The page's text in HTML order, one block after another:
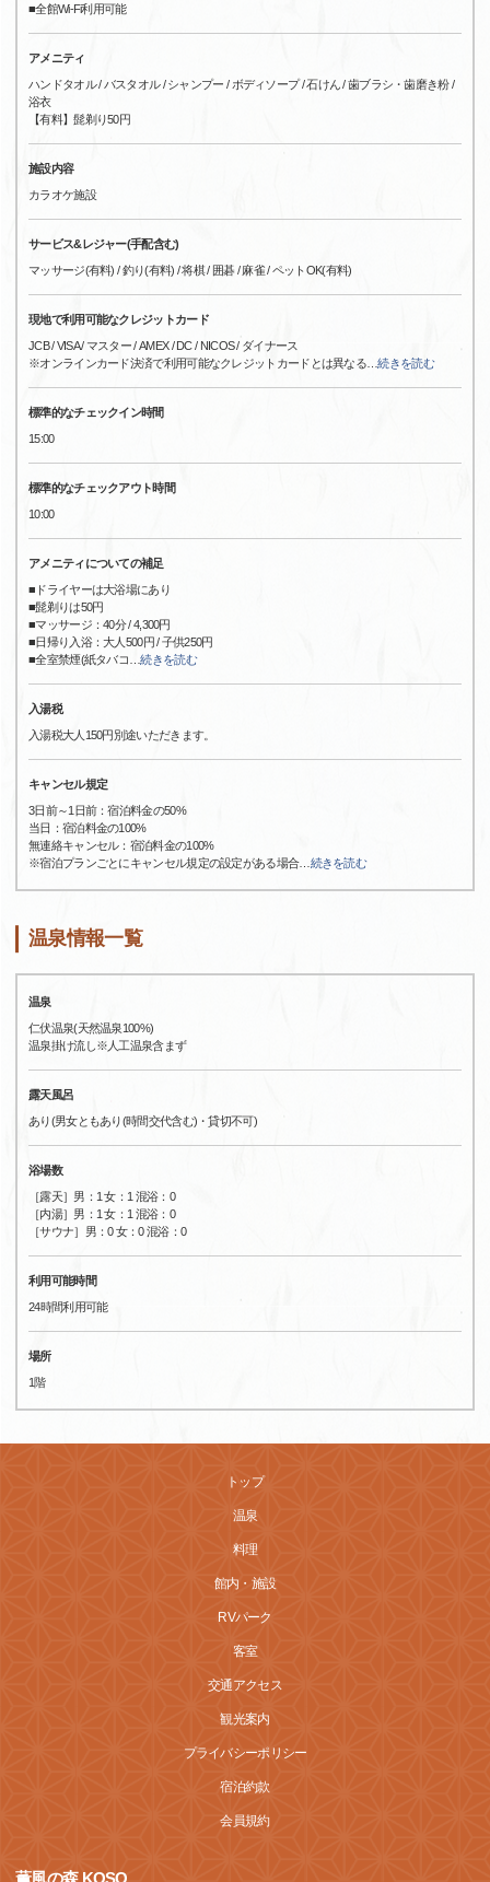
■全館Wi-Fi利用可能
アメニティ
ハンドタオル / バスタオル / シャンプー / ボディソープ / 石けん / 歯ブラシ・歯磨き粉 /
浴衣
【有料】髭剃り50円
施設内容
カラオケ施設
サービス&レジャー(手配含む)
マッサージ(有料) / 釣り(有料) / 将棋 / 囲碁 / 麻雀 / ペットOK(有料)
現地で利用可能なクレジットカード
JCB / VISA / マスター / AMEX / DC / NICOS / ダイナース
※オンラインカード決済で利用可能なクレジットカードとは異なる …続きを読む
標準的なチェックイン時間
15:00
標準的なチェックアウト時間
10:00
アメニティについての補足
■ドライヤーは大浴場にあり
■髭剃りは50円
■マッサージ：40分 / 4,300円
■日帰り入浴：大人500円 / 子供250円
■全室禁煙(紙タバコ …続きを読む
入湯税
入湯税大人150円別途いただきます。
キャンセル規定
3日前～1日前：宿泊料金の50%
当日：宿泊料金の100%
無連絡キャンセル：宿泊料金の100%
※宿泊プランごとにキャンセル規定の設定がある場合… 続きを読む
温泉情報一覧
温泉
仁伏温泉(天然温泉100%)
温泉掛け流し※人工温泉含まず
露天風呂
あり(男女ともあり(時間交代含む)・貸切不可)
浴場数
［露天］男：1 女：1 混浴：0
［内湯］男：1 女：1 混浴：0
［サウナ］男：0 女：0 混浴：0
利用可能時間
24時間利用可能
場所
1階
トップ
温泉
料理
館内・施設
RVパーク
客室
交通アクセス
観光案内
プライバシーポリシー
宿泊約款
会員規約